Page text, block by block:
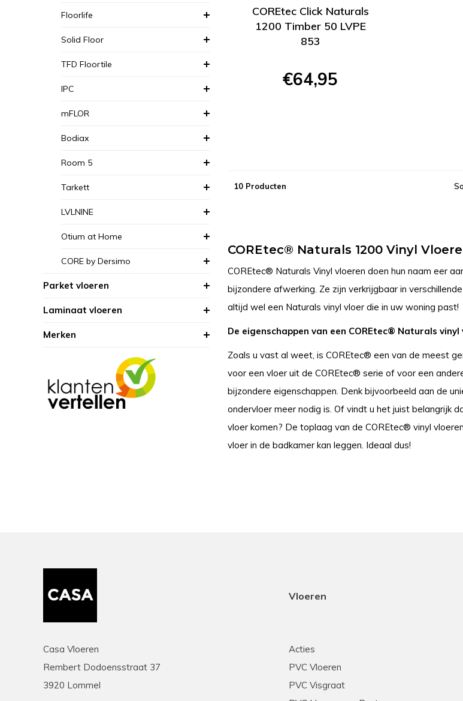
Floorlife
Solid Floor
TFD Floortile
IPC
mFLOR
Bodiax
Room 5
Tarkett
LVLNINE
Otium at Home
CORE by Dersimo
Parket vloeren
Laminaat vloeren
Merken
COREtec Click Naturals
1200 Timber 50 LVPE
853
€64,95
10 Producten
COREtec® Naturals 1200 Vinyl
COREtec® Naturals Vinyl vloeren doen hun naam eer
bijzondere afwerking. Ze zijn verkrijgbaar in
altijd wel een Naturals vinyl vloer die in uw woning past!
De eigenschappen van een COREtec® Naturals vinyl
Zoals u vast al weet, is COREtec® een van de meest
voor een vloer uit de COREtec® serie of voor een
bijzondere eigenschappen. Denk bijvoorbeeld aan de
ondervloer meer nodig is. Of vindt u het juist belangrijk
vloer komen? De toplaag van de COREtec® vinyl
vloer in de badkamer kan leggen. Ideaal dus!
Casa Vloeren
Rembert Dodoensstraat 37
3920 Lommel
Vloeren
Acties
PVC Vloeren
PVC Visgraat